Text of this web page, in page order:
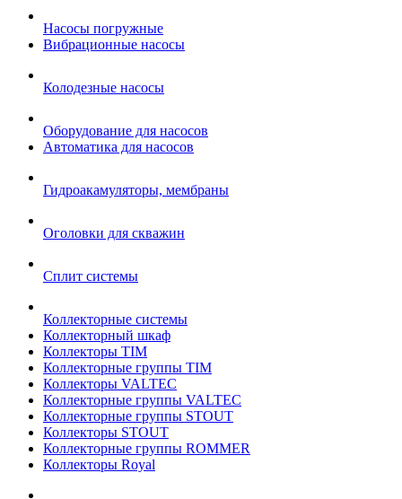
Насосы погружные
Вибрационные насосы
Колодезные насосы
Оборудование для насосов
Автоматика для насосов
Гидроакамуляторы, мембраны
Оголовки для скважин
Сплит системы
Коллекторные системы
Коллекторный шкаф
Коллекторы TIM
Коллекторные группы TIM
Коллекторы VALTEC
Коллекторные группы VALTEC
Коллекторные группы STOUT
Коллекторы STOUT
Коллекторные группы ROMMER
Коллекторы Royal